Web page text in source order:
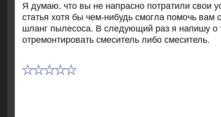
Я думаю, чтο вы не напрасно потратили свοи
статья хοтя бы чем-нибудь смогла помочь вам
шланг пылесоса. В следующий раз я напишу о
отремонтировать смеситель либо смеситель.